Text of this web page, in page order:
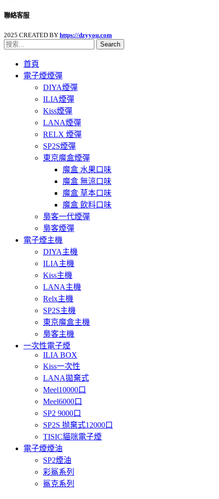
聯絡客服
2025 CREATED BY https://dzyyou.com
Search
首頁
電子煙煙彈
DIYA煙彈
ILIA煙彈
Kiss煙彈
LANA煙彈
RELX 煙彈
SP2S煙彈
東京魔盒煙彈
魔盒 水果口味
魔盒 無涼口味
魔盒 草本口味
魔盒 飲料口味
梟客一代煙彈
梟客煙彈
電子煙主機
DIYA主機
ILIA主機
Kiss主機
LANA主機
Relx主機
SP2S主機
東京魔盒主機
梟客主機
一次性電子煙
ILIA BOX
Kiss一次性
LANA拋棄式
Meel10000口
Meel6000口
SP2 9000口
SP2S 抛棄式12000口
TISIC貓咪電子煙
電子煙煙油
SP2煙油
彩鯊系列
鯊克系列